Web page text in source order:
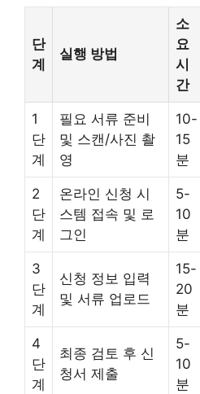
단
계
실행 방법
소
요
시
간
1
단
계
필요 서류 준비
및 스캔/사진 촬
영
10-
15
분
2
단
계
온라인 신청 시
스템 접속 및 로
그인
5-
10
분
3
단
계
신청 정보 입력
및 서류 업로드
15-
20
분
4
단
계
최종 검토 후 신
청서 제출
5-
10
분